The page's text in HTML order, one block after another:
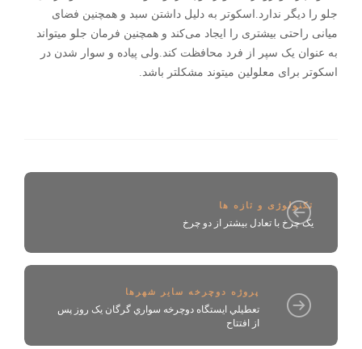
جلو را دیگر ندارد.اسکوتر به دلیل داشتن سبد و همچنین فضای
میانی‌ راحتی‌ بیشتری را ایجاد می‌کند و همچنین فرمان جلو میتواند
به عنوان یک سپر از فرد محافظت کند.ولی‌ پیاده و سوار شدن در
اسکوتر برای معلولین میتوند مشکلتر باشد.
تکنولوژی و تازه ها
یک چرخ با تعادل بیشتر از دو چرخ
پروژه دوچرخه سایر شهرها
تعطيلي ايستگاه دوچرخه سواري گرگان يک روز پس
از افتتاح